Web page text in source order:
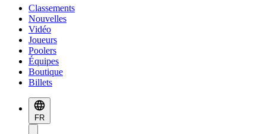
Classements
Nouvelles
Vidéo
Joueurs
Poolers
Équipes
Boutique
Billets
FR